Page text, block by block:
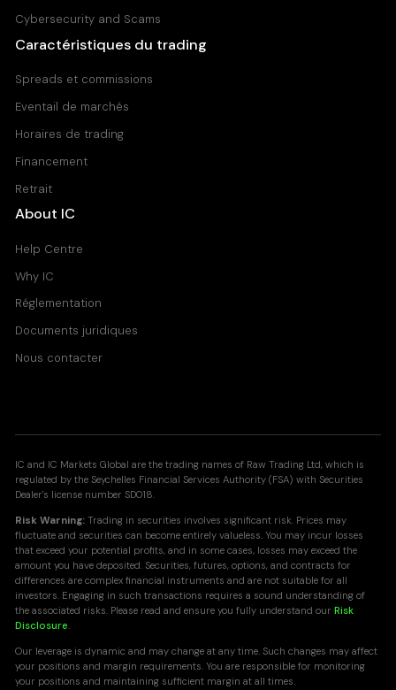
Cybersecurity and Scams
Caractéristiques du trading
Spreads et commissions
Eventail de marchés
Horaires de trading
Financement
Retrait
About IC
Help Centre
Why IC
Réglementation
Documents juridiques
Nous contacter
IC and IC Markets Global are the trading names of Raw Trading Ltd, which is
regulated by the Seychelles Financial Services Authority (FSA) with Securities
Dealer's license number SD018.
Risk Warning: Trading in securities involves significant risk. Prices may
fluctuate and securities can become entirely valueless. You may incur losses
that exceed your potential profits, and in some cases, losses may exceed the
amount you have deposited. Securities, futures, options, and contracts for
differences are complex financial instruments and are not suitable for all
investors. Engaging in such transactions requires a sound understanding of
the associated risks. Please read and ensure you fully understand ourRisk
Disclosure.
Our leverage is dynamic and may change at any time. Such changes may affect
your positions and margin requirements. You are responsible for monitoring
your positions and maintaining sufficient margin at all times.